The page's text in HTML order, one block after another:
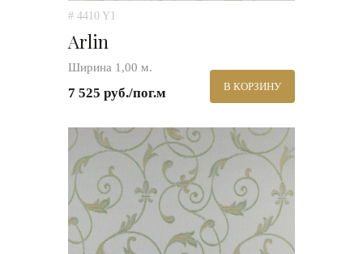
# 4410 Y1
Arlin
Ширина 1,00 м.
7 525 руб./пог.м В КОРЗИНУ